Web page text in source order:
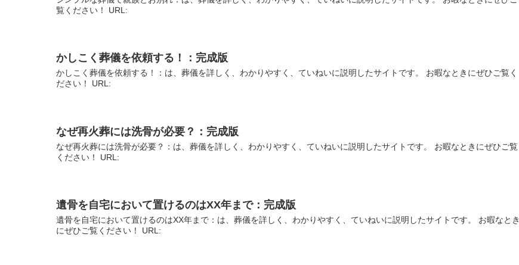
覧ください！ URL:
かしこく葬儀を依頼する！：完成版
かしこく葬儀を依頼する！：は、葬儀を詳しく、わかりやすく、ていねいに説明したサイトです。 お暇なときにぜひご覧く
ださい！ URL:
なぜ再火葬には洗骨が必要？：完成版
なぜ再火葬には洗骨が必要？：は、葬儀を詳しく、わかりやすく、ていねいに説明したサイトです。 お暇なときにぜひご覧
ください！ URL:
遺骨を自宅において置けるのはXX年まで：完成版
遺骨を自宅において置けるのはXX年まで：は、葬儀を詳しく、わかりやすく、ていねいに説明したサイトです。 お暇なとき
にぜひご覧ください！ URL: